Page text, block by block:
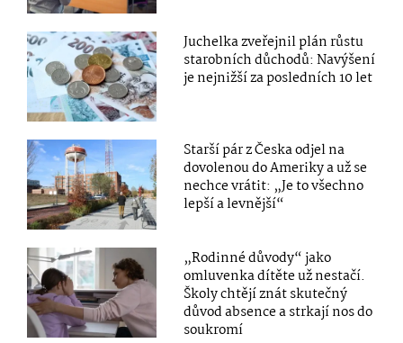
Juchelka zveřejnil plán růstu
starobních důchodů: Navýšení
je nejnižší za posledních 10 let
Starší pár z Česka odjel na
dovolenou do Ameriky a už se
nechce vrátit: „Je to všechno
lepší a levnější“
„Rodinné důvody“ jako
omluvenka dítěte už nestačí.
Školy chtějí znát skutečný
důvod absence a strkají nos do
soukromí